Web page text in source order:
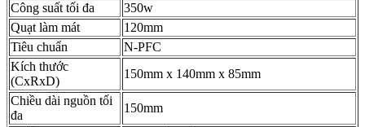
Công suất tối đa
350w
Quạt làm mát
120mm
Tiêu chuẩn
N-PFC
Kích thước
(CxRxD)
150mm x 140mm x 85mm
Chiều dài nguồn tối
đa
150mm